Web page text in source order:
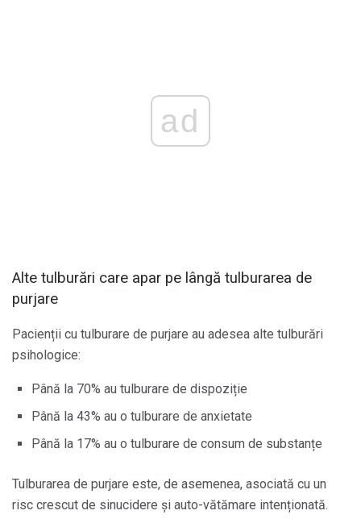
ad
Alte tulburări care apar pe lângă tulburarea de
purjare
Pacienții cu tulburare de purjare au adesea alte tulburări
psihologice:
Până la 70% au tulburare de dispoziție
Până la 43% au o tulburare de anxietate
Până la 17% au o tulburare de consum de substanțe
Tulburarea de purjare este, de asemenea, asociată cu un
risc crescut de sinucidere și auto-vătămare intenționată.